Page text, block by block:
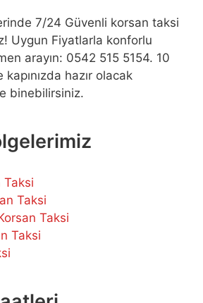
7/24 Güvenli korsan taksi
Uygun Fiyatlarla konforlu
arayın: 0542 515 5154. 10
hazır olacak
binebilirsiniz.
Taksi
Taksi
Taksi
Taksi